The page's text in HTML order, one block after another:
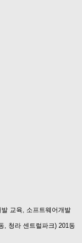
교육, 소프트웨어개발
, 청라 센트럴파크) 201동